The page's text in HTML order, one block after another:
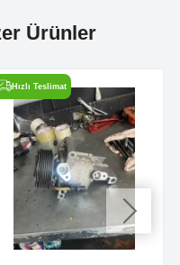
Ürünler
Hızlı Teslimat